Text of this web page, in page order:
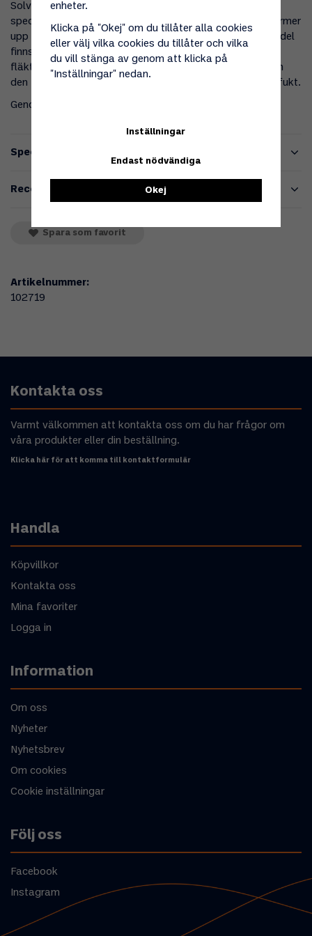
Specifikationer
Recensioner
Solvärmepanelen fångar i ytskiktet, som består av ett
speciellt härdat glas, maximalt av solstrålningen och värmer
upp luften i panelen. Integrerat i solvärmepanelens övre del
finns en effektiv tunnfilmspanel som driver den inbyggda
fläkten. Fläkten som styrs av en rumstermostat blåser in
den torra och varma luften och driver bort kondens och fukt.
Genomföringsrör och ventilationsgaller medföljer.
Spara som favorit
Artikelnummer:
102719
Kontakta oss
Varmt välkommen att kontakta oss om du har frågor om
våra produkter eller din beställning.
Klicka här för att komma till kontaktformulär
Handla
Köpvillkor
Kontakta oss
Mina favoriter
Logga in
Information
Om oss
Nyheter
Nyhetsbrev
Om cookies
Cookie inställningar
Följ oss
Facebook
Instagram
enheter.
Klicka på "Okej" om du tillåter alla cookies
eller välj vilka cookies du tillåter och vilka
du vill stänga av genom att klicka på
"Inställningar" nedan.
Inställningar
Endast nödvändiga
Okej